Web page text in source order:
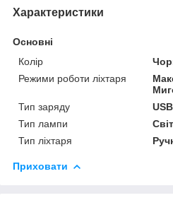
Характеристики
Основні
Колір
Режими роботи ліхтаря
Тип заряду
USB
Тип лампи
Тип ліхтаря
Приховати